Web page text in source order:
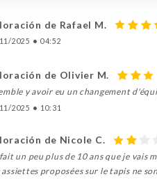
de Rafael M.
2025 • 04:52
de Olivier M.
y avoir eu un changement
2025 • 10:31
de Nicole C.
un peu plus de 10 ans que je vais
assiettes proposées sur le tapis ne